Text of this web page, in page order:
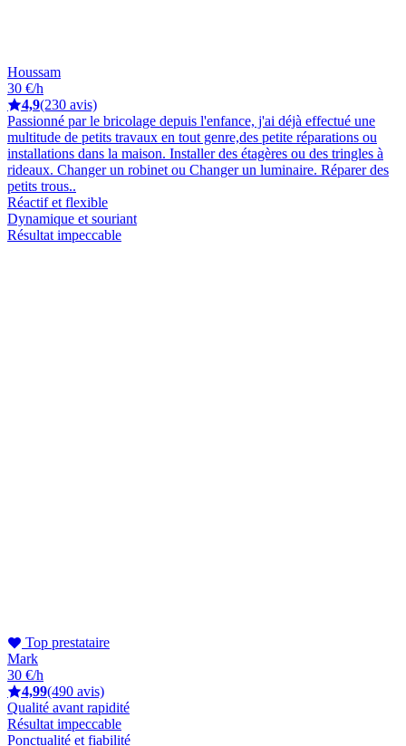
Houssam
30 €/h
4,9(230 avis)
Passionné par le bricolage depuis l'enfance, j'ai déjà effectué une
multitude de petits travaux en tout genre,des petite réparations ou
installations dans la maison. Installer des étagères ou des tringles à
rideaux. Changer un robinet ou Changer un luminaire. Réparer des
petits trous..
Réactif et flexible
Dynamique et souriant
Résultat impeccable
Top prestataire
Mark
30 €/h
4,99(490 avis)
Qualité avant rapidité
Résultat impeccable
Ponctualité et fiabilité